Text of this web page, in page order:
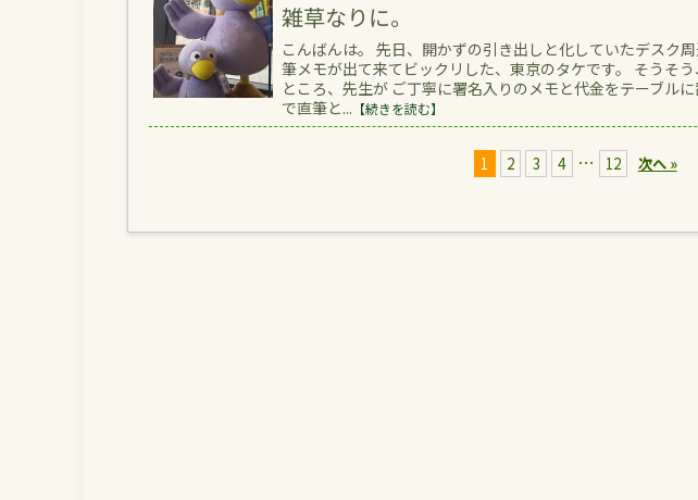
雑草なりに。
こんばんは。 先日、開かずの引き出しと化していたデスク
筆メモが出て来てビックリした、東京のタケです。 そうそ
ところ、先生が ご丁寧に署名入りのメモと代金をテーブル
で直筆と... 【続きを読む】
1 2 3 4 … 12 次へ »